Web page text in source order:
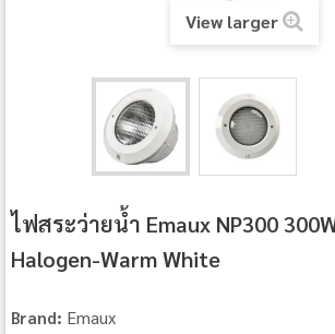
View larger
ไฟสระว่ายน้ำ Emaux NP300
Halogen-Warm White
Brand: Emaux